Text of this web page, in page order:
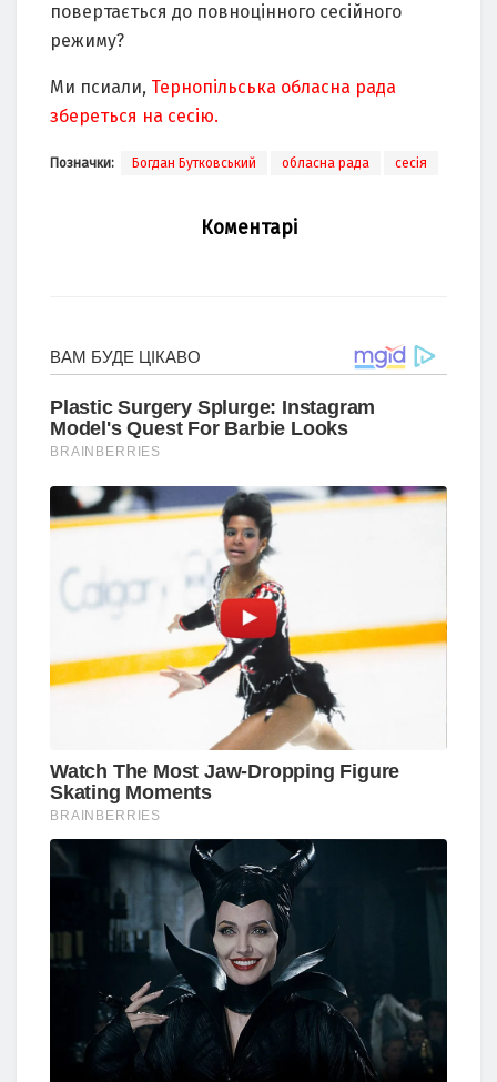
повертається до повноцінного сесійного
режиму?
Ми псиали, Тернопільська обласна рада
збереться на сесію.
Позначки: Богдан Бутковський обласна рада сесія
Коментарі